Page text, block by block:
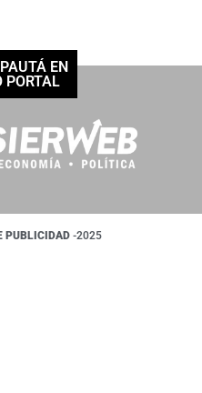
EN
PORTAL
PUBLICIDAD -2025